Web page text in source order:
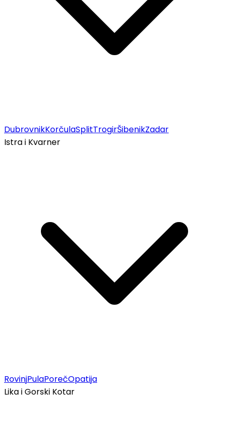
DubrovnikKorčulaSplitTrogirŠibenikZadar
Istra i Kvarner
RovinjPulaPorečOpatija
Lika i Gorski Kotar